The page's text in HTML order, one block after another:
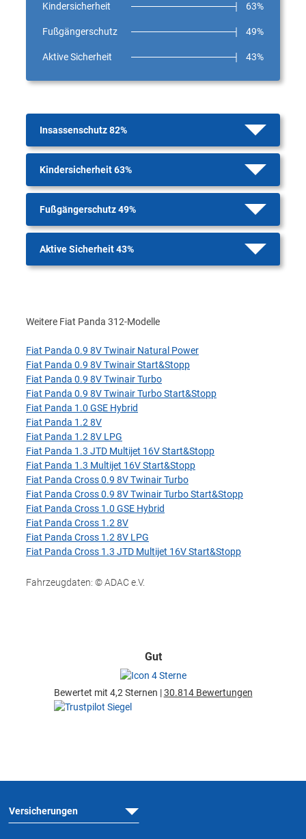
Kindersicherheit 63%
Fußgängerschutz 49%
Aktive Sicherheit 43%
Insassenschutz 82%
Kindersicherheit 63%
Fußgängerschutz 49%
Aktive Sicherheit 43%
Weitere Fiat Panda 312-Modelle
Fiat Panda 0.9 8V Twinair Natural Power
Fiat Panda 0.9 8V Twinair Start&Stopp
Fiat Panda 0.9 8V Twinair Turbo
Fiat Panda 0.9 8V Twinair Turbo Start&Stopp
Fiat Panda 1.0 GSE Hybrid
Fiat Panda 1.2 8V
Fiat Panda 1.2 8V LPG
Fiat Panda 1.3 JTD Multijet 16V Start&Stopp
Fiat Panda 1.3 Multijet 16V Start&Stopp
Fiat Panda Cross 0.9 8V Twinair Turbo
Fiat Panda Cross 0.9 8V Twinair Turbo Start&Stopp
Fiat Panda Cross 1.0 GSE Hybrid
Fiat Panda Cross 1.2 8V
Fiat Panda Cross 1.2 8V LPG
Fiat Panda Cross 1.3 JTD Multijet 16V Start&Stopp
Fahrzeugdaten: © ADAC e.V.
Gut
Bewertet mit 4,2 Sternen |30.814 Bewertungen
Versicherungen